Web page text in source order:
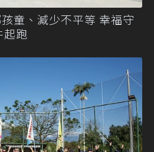
童、減少不平等 幸福守
起跑